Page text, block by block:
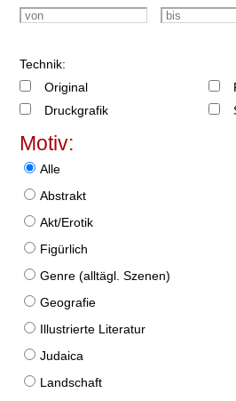
Technik:
Original
Druckgrafik
Motiv:
Alle
Abstrakt
Akt/Erotik
Figürlich
Genre (alltägl. Szenen)
Geografie
Illustrierte Literatur
Judaica
Landschaft